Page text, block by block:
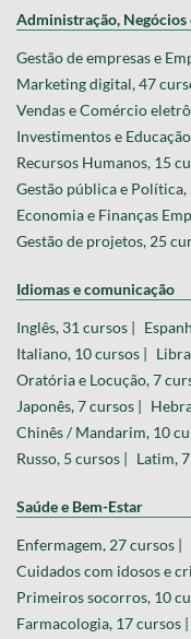
Administração,
Gestão de empresas e
Marketing digital, 47
Vendas e Comércio
Investimentos e
Recursos Humanos, 15
Gestão pública e Política,
Economia e Finanças
Gestão de projetos, 25
Idiomas e comunicação
Inglês, 31 cursos |
Italiano, 10 cursos |
Oratória e Locução, 7
Japonês, 7 cursos |
Chinês / Mandarim, 10
Russo, 5 cursos |
Latim, 7
Saúde e Bem-Estar
Enfermagem, 27 cursos |
Cuidados com idosos e
Primeiros socorros, 10
Farmacologia, 17 cursos |